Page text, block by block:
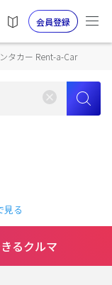
会員登録
タカー Rent-a-Car
見る
るクルマ